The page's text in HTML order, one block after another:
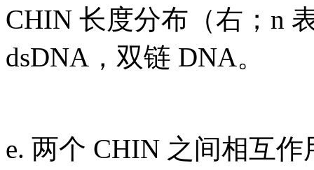
CHIN 长度分布（右；n
dsDNA，双链 DNA。
e. 两个 CHIN 之间相互